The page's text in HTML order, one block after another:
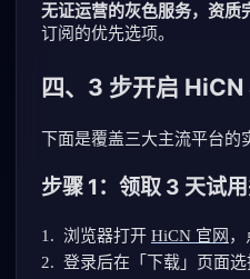
无证运营的灰色服务，资质
订阅的优先选项。
四、3 步开启
下面是覆盖三大主流平台的
步骤 1：领取 3 天试
1. 浏览器打开 HiCN 官网
2. 登录后在「下载」页面选